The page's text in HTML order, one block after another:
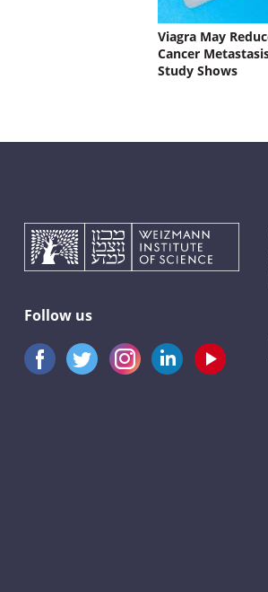
Viagra May
Cancer
Study Shows
Follow us